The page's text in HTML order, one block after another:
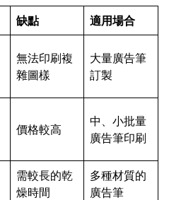
缺點 適用場合
無法印刷複
雜圖樣
大量廣告筆
訂製
價格較高
中、小批量
廣告筆印刷
需較長的乾
燥時間
多種材質的
廣告筆